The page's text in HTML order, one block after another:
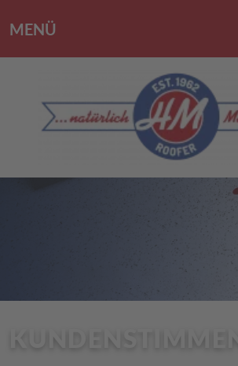
MENÜ